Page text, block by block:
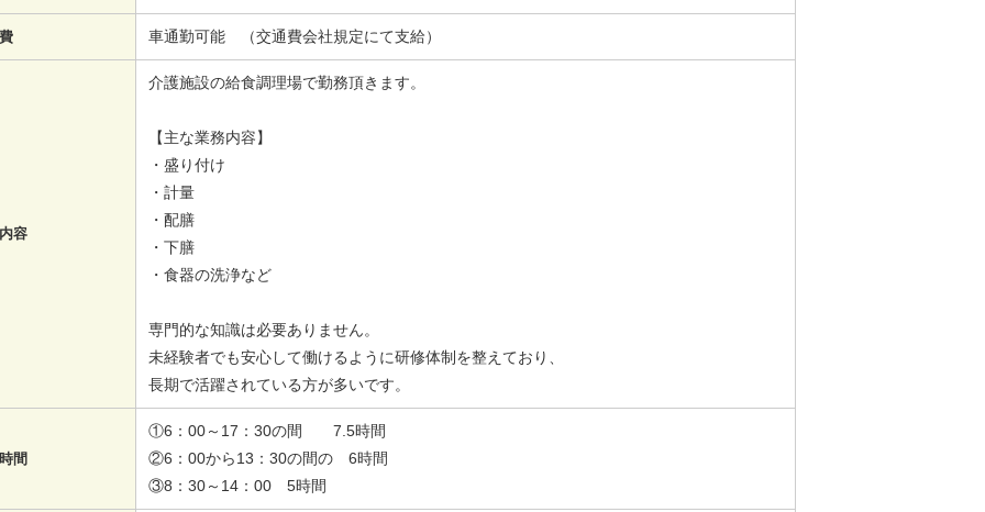
車通勤可能 （交通費会社規定にて支給）
容
介護施設の給食調理場で勤務頂きます。
【主な業務内容】
・盛り付け
・計量
・配膳
・下膳
・食器の洗浄など
専門的な知識は必要ありません。
未経験者でも安心して働けるように研修体制を整えており、
長期で活躍されている方が多いです。
間
①6：00～17：30の間 7.5時間
②6：00から13：30の間の 6時間
③8：30～14：00 5時間